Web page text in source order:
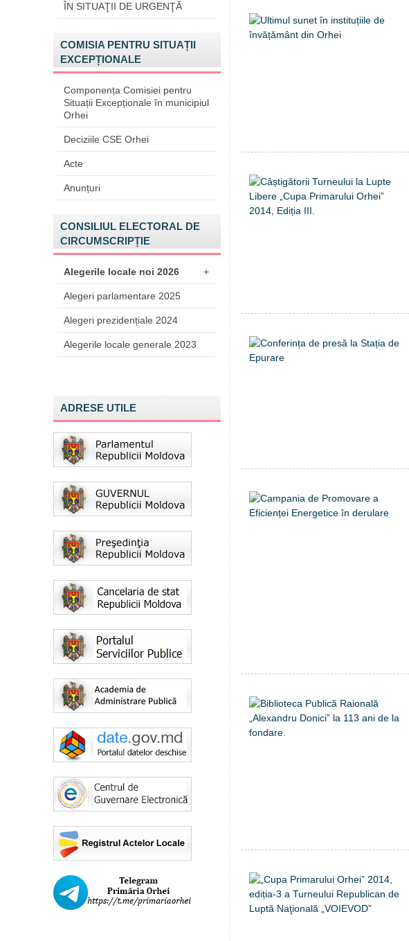
ÎN SITUAŢII DE URGENŢĂ
COMISIA PENTRU SITUAȚII
EXCEPȚIONALE
Componența Comisiei pentru
Situații Excepționale în municipiul
Orhei
Deciziile CSE Orhei
Acte
Anunțuri
CONSILIUL ELECTORAL DE
CIRCUMSCRIPȚIE
Alegerile locale noi 2026 +
Alegeri parlamentare 2025
Alegeri prezidențiale 2024
Alegerile locale generale 2023
ADRESE UTILE